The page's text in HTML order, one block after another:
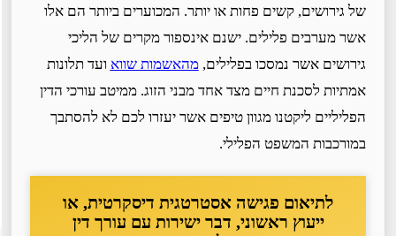
של גירושים, קשים פחות או יותר. המכוערים ביותר הם אלו
אשר מערבים פלילים. ישנם אינספור מקרים של הליכי
גירושים אשר נמסכו בפלילים,מהאשמות שוואועד תלונות
אמתיות לסכנת חיים מצד אחד מבני הזוג. ממיטב עורכי הדין
הפליליים ליקטנו מגוון טיפים אשר יעזרו לכם לא להסתבך
במורכבות המשפט הפלילי.
לתיאום פגישה אסטרטגית דיסקרטית, או
ייעוץ ראשוני, דבר ישירות עם עורך דין